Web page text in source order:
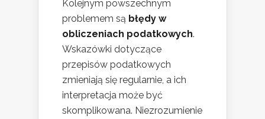
Kolejnym powszechnym
problemem są błędy w
obliczeniach podatkowych.
Wskazówki dotyczące
przepisów podatkowych
zmieniają się regularnie, a ich
interpretacja może być
skomplikowana. Niezrozumienie